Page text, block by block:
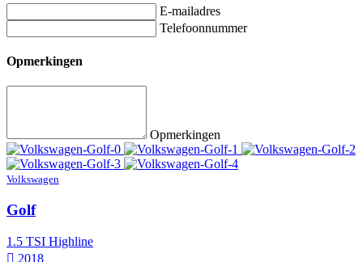
E-mailadres
Telefoonnummer
Opmerkingen
Opmerkingen
Volkswagen
Golf
1.5 TSI Highline
2018